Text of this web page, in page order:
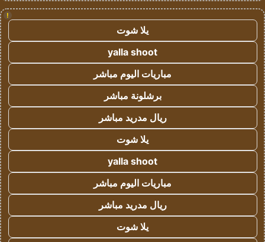
!
يلا شوت
yalla shoot
مباريات اليوم مباشر
برشلونة مباشر
ريال مدريد مباشر
يلا شوت
yalla shoot
مباريات اليوم مباشر
ريال مدريد مباشر
يلا شوت